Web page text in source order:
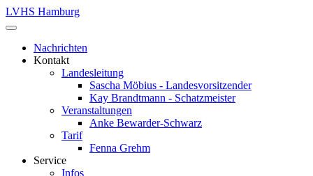
LVHS Hamburg
Nachrichten
Kontakt
Landesleitung
Sascha Möbius - Landesvorsitzender
Kay Brandtmann - Schatzmeister
Veranstaltungen
Anke Bewarder-Schwarz
Tarif
Fenna Grehm
Service
Infos